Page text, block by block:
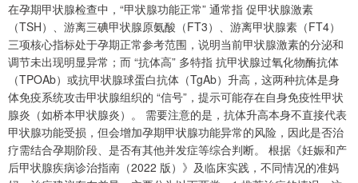
在孕期甲状腺检查中，“甲状腺功能正常” 通常指 促甲状腺激素
（TSH）、游离三碘甲状腺原氨酸（FT3）、游离甲状腺素（FT4）
三项核心指标处于孕期正常参考范围，说明当前甲状腺激素的分泌和
调节未出现明显异常；而 “抗体高” 多特指 抗甲状腺过氧化物酶抗体
（TPOAb）或抗甲状腺球蛋白抗体（TgAb）升高，这两种抗体是身
体免疫系统攻击甲状腺组织的 “信号”，提示可能存在自身免疫性甲状
腺炎（如桥本甲状腺炎）。 需要注意的是，抗体升高本身不直接代表
甲状腺功能受损，但会增加孕期甲状腺功能异常的风险，因此是否治
疗需结合孕期阶段、是否有其他并发症等综合判断。 根据《妊娠和产
后甲状腺疾病诊治指南（2022 版）》及临床实践，不同情况的准妈